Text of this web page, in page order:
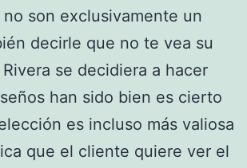
son exclusivamente un
decirle que no te vea su
se decidiera a hacer
han sido bien es cierto
es incluso más valiosa
que el cliente quiere ver el